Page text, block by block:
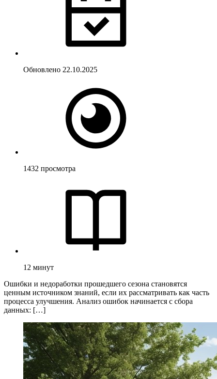
Обновлено 22.10.2025
1432 просмотра
12 минут
Ошибки и недоработки прошедшего сезона становятся
ценным источником знаний, если их рассматривать как часть
процесса улучшения. Анализ ошибок начинается с сбора
данных: […]